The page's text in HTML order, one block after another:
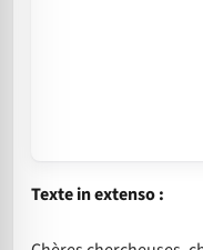
Texte in extenso :